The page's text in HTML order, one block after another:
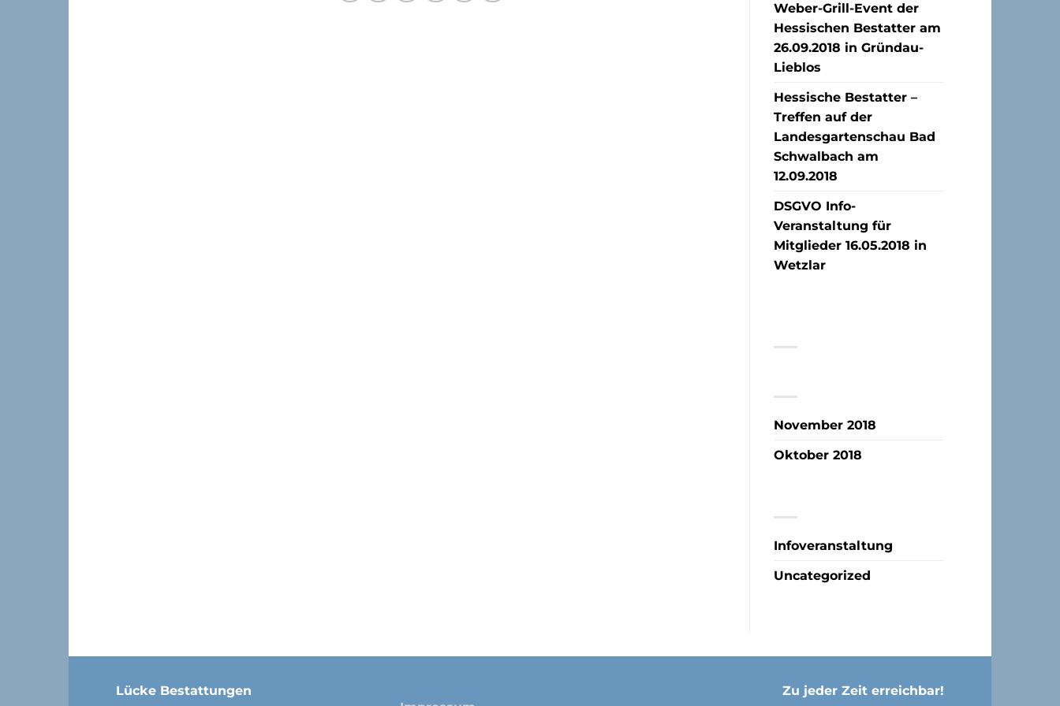
Weber-Grill-Event der
Hessischen Bestatter am
26.09.2018 in Gründau-
Lieblos
Hessische Bestatter –
Treffen auf der
Landesgartenschau Bad
Schwalbach am
12.09.2018
DSGVO Info-
Veranstaltung für
Mitglieder 16.05.2018 in
Wetzlar
November 2018
Oktober 2018
Infoveranstaltung
Uncategorized
Lücke Bestattungen
Zu jeder Zeit erreichbar!